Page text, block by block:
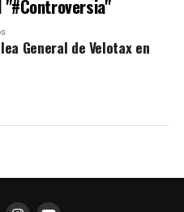
General de Velotax en